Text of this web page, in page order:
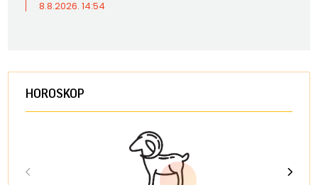
8.8.2026. 14:54
HOROSKOP